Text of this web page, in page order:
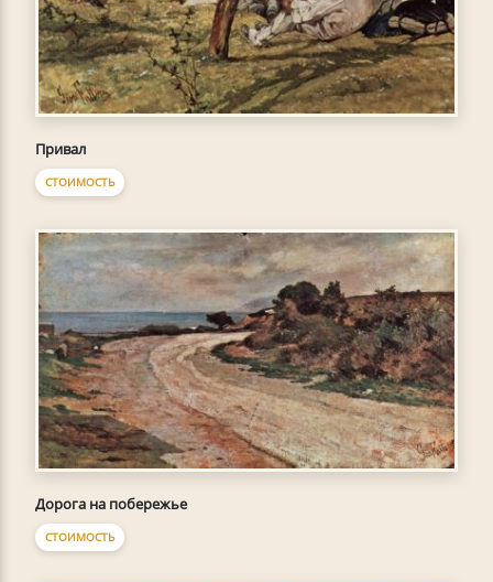
Привал
СТОИМОСТЬ
Дорога на побережье
СТОИМОСТЬ